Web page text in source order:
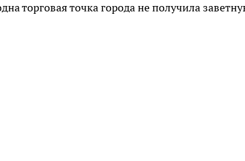
торговая точка города не получила